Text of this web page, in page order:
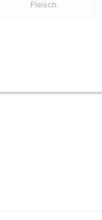
und Häute)
(Flossen)
(Knochen und Schädel)
(Medizin)
(Präparate)
(Schmuck)
(Schuppen)
(Zähne)
Fleisch